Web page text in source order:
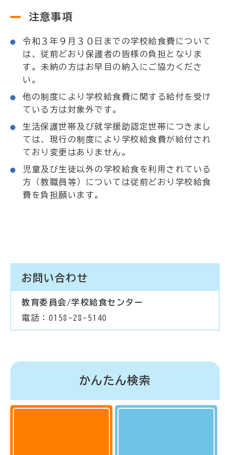
注意事項
令和３年９月３０日までの学校給食費について
は、従前どおり保護者の皆様の負担となりま
す。未納の方はお早目の納入にご協力くださ
い。
他の制度により学校給食費に関する給付を受け
ている方は対象外です。
生活保護世帯及び就学援助認定世帯につきまし
ては、現行の制度により学校給食費が給付され
ており変更はありません。
児童及び生徒以外の学校給食を利用されている
方（教職員等）については従前どおり学校給食
費を負担願います。
お問い合わせ
教育委員会/学校給食センター
電話：0158-28-5140
かんたん検索